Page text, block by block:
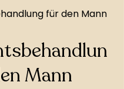
für den Mann
Mann